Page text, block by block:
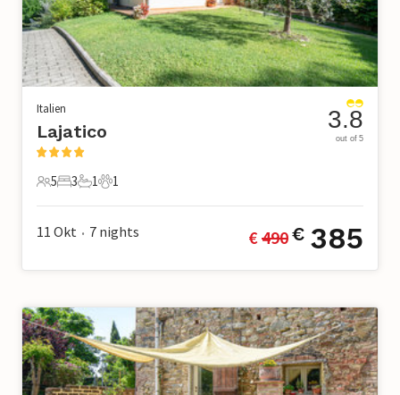
Italien
Lajatico
5 Gäste
5
3 Schlafzimmer
3
1 Badezimmer
1
1 Haustier
1
3.8
out of 5
11 Okt • 7 nights € 490€ 385